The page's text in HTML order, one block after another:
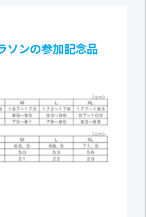
ソンの参加記念品